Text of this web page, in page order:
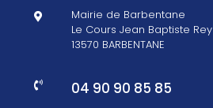

Mairie de Barbentane
Le Cours Jean Baptiste Rey
13570 BARBENTANE
 04 90 90 85 85